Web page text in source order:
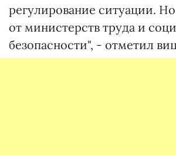
регулирование ситуации.
от министерств труда и
безопасности", - отметил